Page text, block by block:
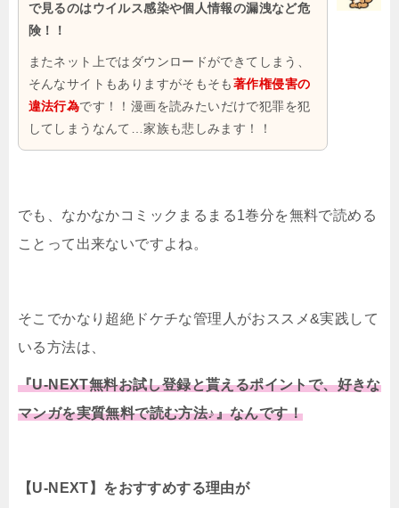
で見るのはウイルス感染や個人情報の漏洩など危
険！！
またネット上ではダウンロードができてしまう、
そんなサイトもありますがそもそも著作権侵害の
違法行為です！！漫画を読みたいだけで犯罪を犯
してしまうなんて…家族も悲しみます！！
でも、なかなかコミックまるまる1巻分を無料で読める
ことって出来ないですよね。
そこでかなり超絶ドケチな管理人がおススメ&実践して
いる方法は、
『U-NEXT無料お試し登録と貰えるポイントで、好きな
マンガを実質無料で読む方法♪』なんです！
【U-NEXT】をおすすめする理由が